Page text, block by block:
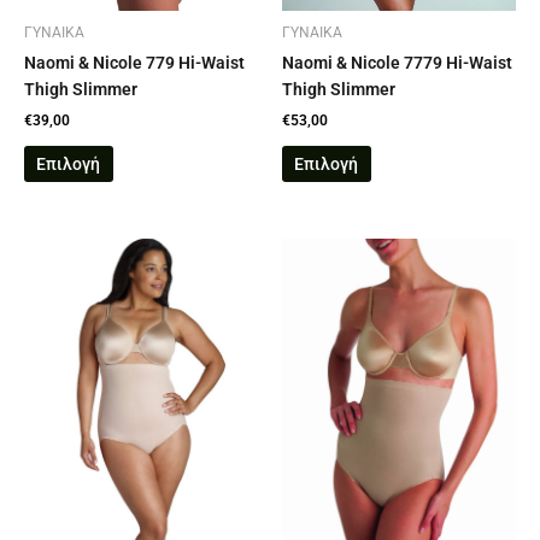
ΓΥΝΑΙΚΑ
Naomi & Nicole 779 Hi-Waist
Thigh Slimmer
€39,00
Επιλογή
του
προϊόντος
ΓΥΝΑΙΚΑ
Naomi & Nicole 7779 Hi-Waist
Thigh Slimmer
€53,00
Επιλογή
του
προϊόντος
Αυτό
το
προϊόν
έχει
πολλαπλές
παραλλαγές.
επιλογές
μπορούν
να
επιλεγούν
Αυτό
το
προϊόν
έχει
πολλαπλές
παραλλαγές.
επιλογές
να
επιλεγούν